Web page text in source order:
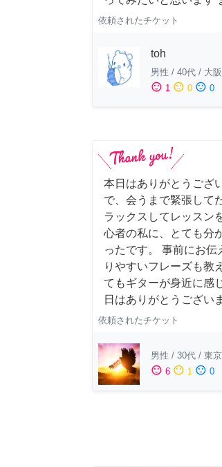
依頼されたチケット
toh
男性 / 40代 / 大
sentiment_satisfied 1 sentiment_neutral 0 sentiment_dissatisfied 0
本日はありがとうござ
で、会うまで緊張して
ラックスしてレッスン
心者の私に、とても分
ったです。 事前にお
りやすいフレーズも教
てもギターが身近に感
日はありがとうござい
依頼されたチケット
男性 / 30代 / 東
sentiment_satisfied 6 sentiment_neutral 1 sentiment_dissatisfied 0